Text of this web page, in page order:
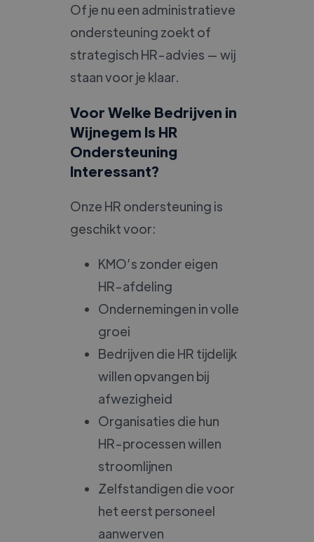
Of je nu een administratieve
ondersteuning zoekt of
strategisch HR-advies — wij
staan voor je klaar.
Voor Welke Bedrijven in
Wijnegem Is HR
Ondersteuning
Interessant?
Onze HR ondersteuning is
geschikt voor:
KMO’s zonder eigen
HR-afdeling
Ondernemingen in volle
groei
Bedrijven die HR tijdelijk
willen opvangen bij
afwezigheid
Organisaties die hun
HR-processen willen
stroomlijnen
Zelfstandigen die voor
het eerst personeel
aanwerven